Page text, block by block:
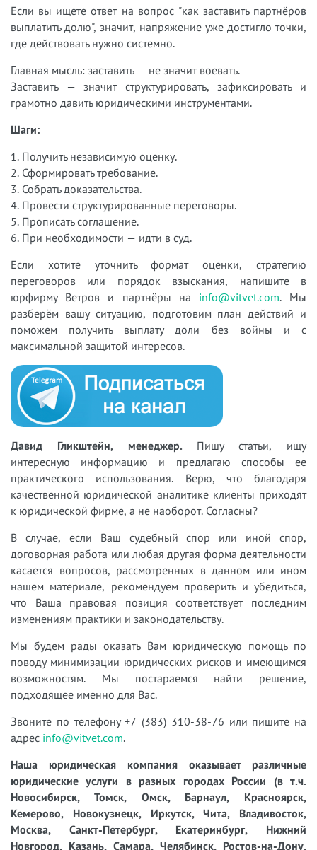
Если вы ищете ответ на вопрос "как заставить партнёров
выплатить долю", значит, напряжение уже достигло точки,
где действовать нужно системно.
Главная мысль: заставить — не значит воевать.
Заставить — значит структурировать, зафиксировать и
грамотно давить юридическими инструментами.
Шаги:
1. Получить независимую оценку.
2. Сформировать требование.
3. Собрать доказательства.
4. Провести структурированные переговоры.
5. Прописать соглашение.
6. При необходимости — идти в суд.
Если хотите уточнить формат оценки, стратегию
переговоров или порядок взыскания, напишите в
юрфирму Ветров и партнёры на info@vitvet.com. Мы
разберём вашу ситуацию, подготовим план действий и
поможем получить выплату доли без войны и с
максимальной защитой интересов.
Давид Гликштейн, менеджер. Пишу статьи, ищу
интересную информацию и предлагаю способы ее
практического использования. Верю, что благодаря
качественной юридической аналитике клиенты приходят
к юридической фирме, а не наоборот. Согласны?
В случае, если Ваш судебный спор или иной спор,
договорная работа или любая другая форма деятельности
касается вопросов, рассмотренных в данном или ином
нашем материале, рекомендуем проверить и убедиться,
что Ваша правовая позиция соответствует последним
изменениям практики и законодательству.
Мы будем рады оказать Вам юридическую помощь по
поводу минимизации юридических рисков и имеющимся
возможностям. Мы постараемся найти решение,
подходящее именно для Вас.
Звоните по телефону +7 (383) 310-38-76 или пишите на
адрес info@vitvet.com.
Наша юридическая компания оказывает различные
юридические услуги в разных городах России (в т.ч.
Новосибирск, Томск, Омск, Барнаул, Красноярск,
Кемерово, Новокузнецк, Иркутск, Чита, Владивосток,
Москва, Санкт-Петербург, Екатеринбург, Нижний
Новгород, Казань, Самара, Челябинск, Ростов-на-Дону,